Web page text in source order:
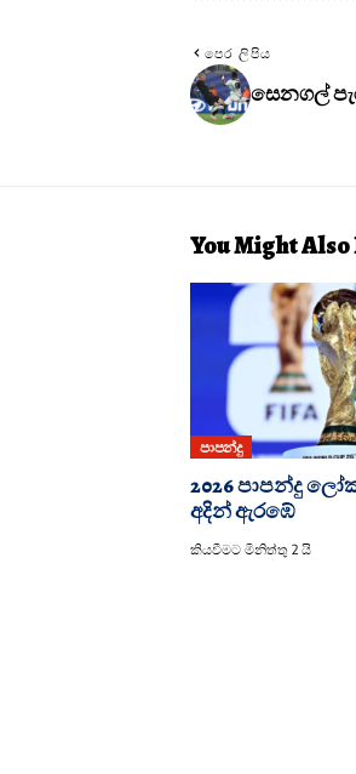
පෙර ලිපිය
සෙනගල්
You Might
පාපන්දු
2026 පාපන්දු
අදින් ඇරඹේ
කියවීමට මිනිත්තු 2 යි